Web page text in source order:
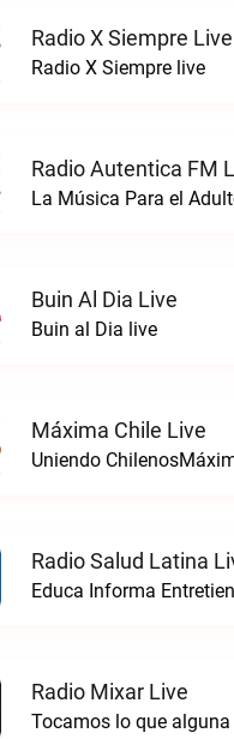
Radio X Siempre Live
Radio X Siempre live
Radio Autentica FM
La Música Para el
Buin Al Dia Live
Buin al Dia live
Máxima Chile Live
Uniendo
Radio Salud Latina
Educa Informa
Radio Mixar Live
Tocamos lo que